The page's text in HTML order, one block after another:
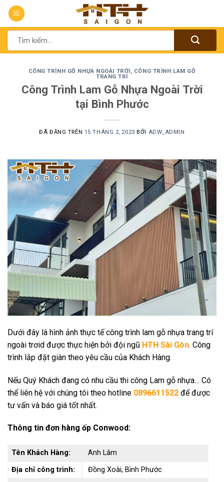
Chuyển
đến
nộiTìm
kiếm:
CÔNG TRÌNH GỖ NHỰA NGOÀI TRỜI, CÔNG TRÌNH LAM GỖ
TRANG TRÍ
Công Trình Lam Gỗ Nhựa Ngoài Trời
tại Bình Phước
ĐÃ ĐĂNG TRÊN 15 THÁNG 2, 2023 BỞI ADW_ADMIN
Dưới đây là hình ảnh thực tế công trình lam gỗ nhựa trang trí
ngoài trơid được thực hiện bởi đội ngũ HTH Sài Gòn. Công
trình lắp đặt giàn theo yêu cầu của Khách Hàng.
Nếu Quý Khách đang có nhu cầu thi công Lam gỗ nhựa… Có
thể liên hệ với chúng tôi theo hotline 0896611522 để được
tư vấn và báo giá tốt nhất.
Thông tin đơn hàng ốp Conwood:
Tên Khách Hàng:
Anh Lâm
Địa chỉ công trình:
Đồng Xoài, Bình Phước